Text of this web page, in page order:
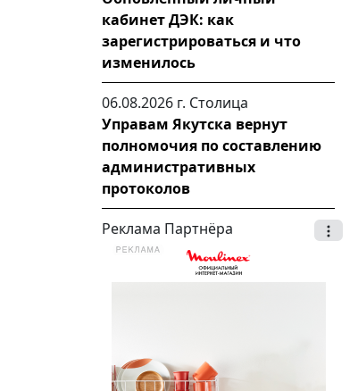
кабинет ДЭК: как
зарегистрироваться и что
изменилось
06.08.2026 г. Столица
Управам Якутска вернут
полномочия по составлению
административных
протоколов
Реклама Партнёра